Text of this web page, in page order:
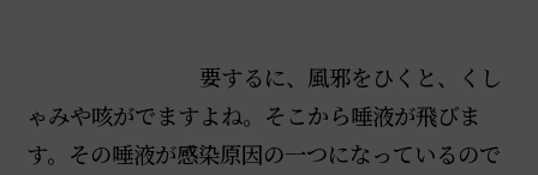
要するに、風邪をひくと、くし
ゃみや咳がでますよね。そこから唾液が飛びま
す。その唾液が感染原因の一つになっているので